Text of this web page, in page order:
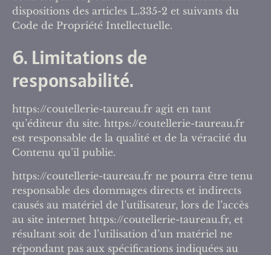
dispositions des articles L.335-2 et suivants du
Code de Propriété Intellectuelle.
6. Limitations de
responsabilité.
https://coutellerie-taureau.fr agit en tant
qu’éditeur du site. https://coutellerie-taureau.fr
est responsable de la qualité et de la véracité du
Contenu qu’il publie.
https://coutellerie-taureau.fr ne pourra être tenu
responsable des dommages directs et indirects
causés au matériel de l’utilisateur, lors de l’accès
au site internet https://coutellerie-taureau.fr, et
résultant soit de l’utilisation d’un matériel ne
répondant pas aux spécifications indiquées au